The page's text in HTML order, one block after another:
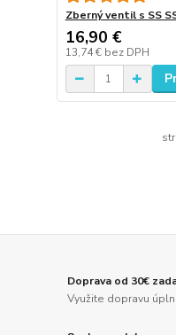
Zberný ventil s SS
16,90 €
13,74 € bez DPH
Doprava od 30€
Využite dopravu